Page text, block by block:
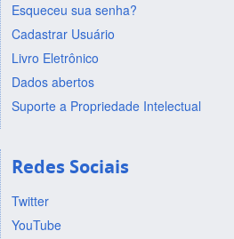
Esqueceu sua senha?
Cadastrar Usuário
Livro Eletrônico
Dados abertos
Suporte a Propriedade Intelectual
Redes Sociais
Twitter
YouTube